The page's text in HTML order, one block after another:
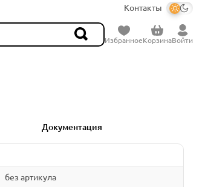
Контакты
ИзбранноеКорзинаВойти
Документация
без артикула